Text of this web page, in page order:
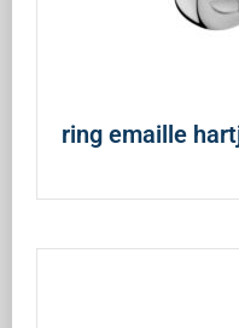
ring emaille